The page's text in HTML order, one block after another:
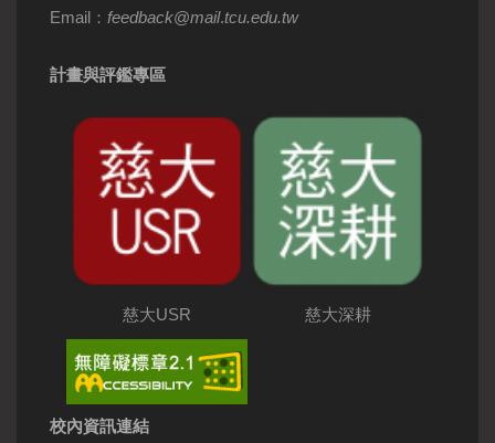
Email： feedback@mail.tcu.edu.tw
計畫與評鑑專區
慈大USR 慈大深耕
校內資訊連結